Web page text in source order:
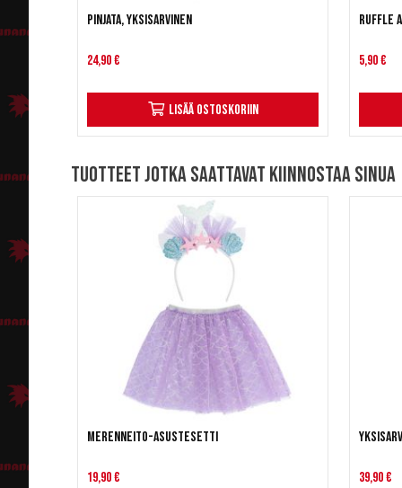
Pinjata, Yksisarvinen
24,90 €
Lisää ostoskoriin
Ruffle
5,90 €
Tuotteet jotka saattavat kiinnostaa sinua
Merenneito-asustesetti
19,90 € 39,90 €